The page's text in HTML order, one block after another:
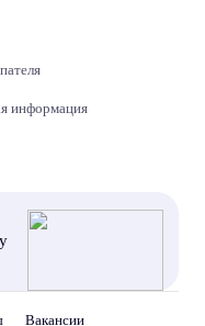
информация
Вакансии